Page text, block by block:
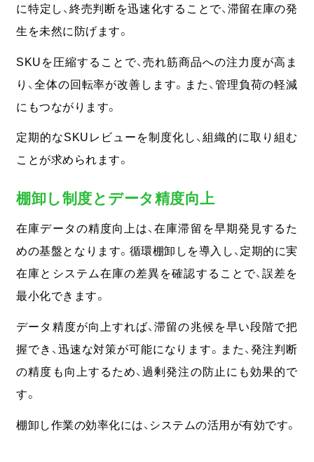
に特定し、終売判断を迅速化することで、滞留在庫の発
生を未然に防げます。
SKUを圧縮することで、売れ筋商品への注力度が高ま
り、全体の回転率が改善します。また、管理負荷の軽減
にもつながります。
定期的なSKUレビューを制度化し、組織的に取り組む
ことが求められます。
棚卸し制度とデータ精度向上
在庫データの精度向上は、在庫滞留を早期発見するた
めの基盤となります。 循環棚卸しを導入し、定期的に実
在庫とシステム在庫の差異を確認することで、誤差を
最小化できます。
データ精度が向上すれば、滞留の兆候を早い段階で把
握でき、迅速な対策が可能になります。また、発注判断
の精度も向上するため、過剰発注の防止にも効果的で
す。
棚卸し作業の効率化には、システムの活用が有効です。